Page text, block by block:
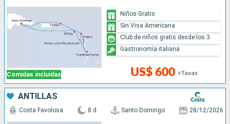
Comidas incluidas US$ 600 +Tasas
Niños Gratis
Sin Visa Americana
Club de niños gratis desde los 3
Gastronomía italiana
ANTILLAS
Costa Favolosa 8 d Santo Domingo 28/12/2026